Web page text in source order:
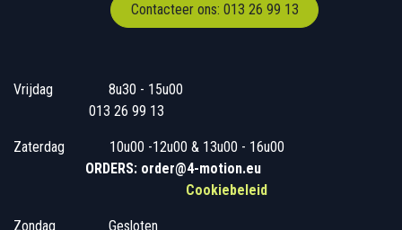
Contacteer ons: 013 26 99 13
Vrijdag
​8u30 - 15u00
013 26 99 13
Zaterdag
​10u00 -12u00 & 13u00 - 16u00
ORDERS: order@4-motion.eu
Cookiebeleid
Zondag ​​Gesloten